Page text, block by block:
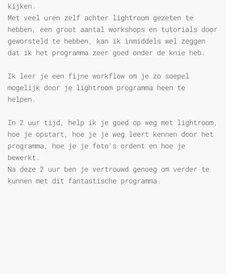
kijken.
Met veel uren zelf achter lightroom gezeten te
hebben, een groot aantal workshops en tutorials door
geworsteld te hebben, kan ik inmiddels wel zeggen
dat ik het programma zeer goed onder de knie heb.
Ik leer je een fijne workflow om je zo soepel
mogelijk door je lightroom programma heen te
helpen.
In 2 uur tijd, help ik je goed op weg met lightroom,
hoe je opstart, hoe je je weg leert kennen door het
programma, hoe je je foto's ordent en hoe je
bewerkt.
Na deze 2 uur ben je vertrouwd genoeg om verder te
kunnen met dit fantastische programma.